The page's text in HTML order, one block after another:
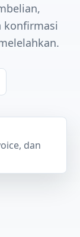
konfirmasi
dan